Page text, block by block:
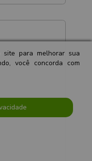
para melhorar sua
você concorda com